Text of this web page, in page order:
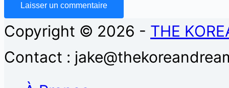
Laisser un commentaire
Copyright © 2026 - THE
Contact :